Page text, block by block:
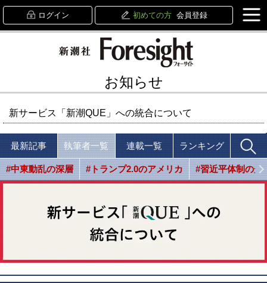
ログイン 初めての方 会員登録
お知らせ
新サービス「新潮QUE」への統合について
最新記事 執筆者一覧 連載一覧 ランキング
#中東動乱の深層 #トランプ2.0のアメリカ #習近平体制の光